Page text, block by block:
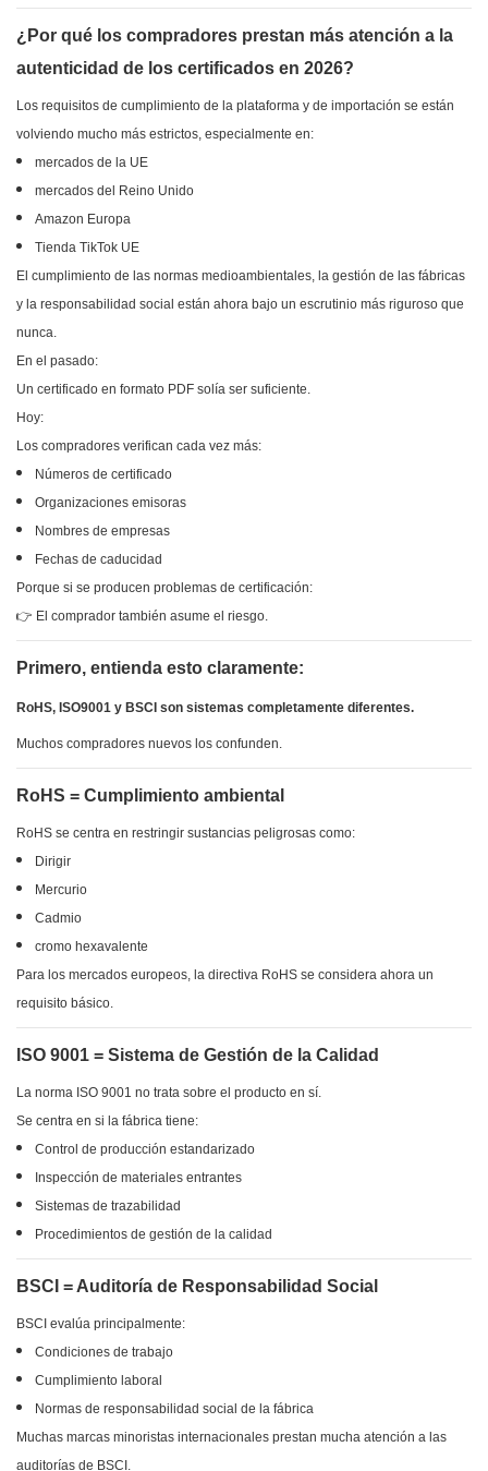
¿Por qué los compradores prestan más atención a la
autenticidad de los certificados en 2026?
Los requisitos de cumplimiento de la plataforma y de importación se están
volviendo mucho más estrictos, especialmente en:
mercados de la UE
mercados del Reino Unido
Amazon Europa
Tienda TikTok UE
El cumplimiento de las normas medioambientales, la gestión de las fábricas
y la responsabilidad social están ahora bajo un escrutinio más riguroso que
nunca.
En el pasado:
Un certificado en formato PDF solía ser suficiente.
Hoy:
Los compradores verifican cada vez más:
Números de certificado
Organizaciones emisoras
Nombres de empresas
Fechas de caducidad
Porque si se producen problemas de certificación:
👉 El comprador también asume el riesgo.
Primero, entienda esto claramente:
RoHS, ISO9001 y BSCI son sistemas completamente diferentes.
Muchos compradores nuevos los confunden.
RoHS = Cumplimiento ambiental
RoHS se centra en restringir sustancias peligrosas como:
Dirigir
Mercurio
Cadmio
cromo hexavalente
Para los mercados europeos, la directiva RoHS se considera ahora un
requisito básico.
ISO 9001 = Sistema de Gestión de la Calidad
La norma ISO 9001 no trata sobre el producto en sí.
Se centra en si la fábrica tiene:
Control de producción estandarizado
Inspección de materiales entrantes
Sistemas de trazabilidad
Procedimientos de gestión de la calidad
BSCI = Auditoría de Responsabilidad Social
BSCI evalúa principalmente:
Condiciones de trabajo
Cumplimiento laboral
Normas de responsabilidad social de la fábrica
Muchas marcas minoristas internacionales prestan mucha atención a las
auditorías de BSCI.